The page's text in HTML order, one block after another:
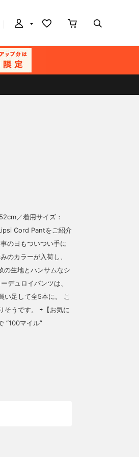
／着用サイズ：
Cord Pantをご紹介
の日もついつい手に
のカラーが入荷し、
の生地とハンサムなシ
デュロイパンツは、
い足して全5本に。 こ
そうです。 ⇨【お気に
“100マイル”